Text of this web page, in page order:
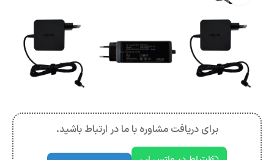
برای دریافت مشاوره با ما در ارتباط باشید.